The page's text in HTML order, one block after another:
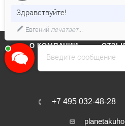
О КОМПАНИИ
+7 495 032-48-28
Введите сообщение
Здравствуйте!
Евгенийпечатает...